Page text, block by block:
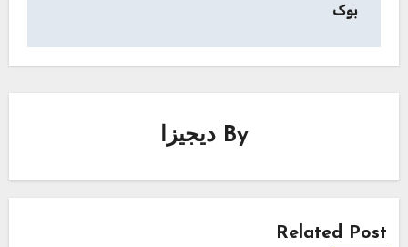
بوک
By دیجیزا
Related Post